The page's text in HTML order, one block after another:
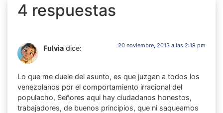
4 respuestas
Fulvia dice: 20 noviembre, 2013 a las 2:19 pm
Lo que me duele del asunto, es que juzgan a todos los
venezolanos por el comportamiento irracional del
populacho, Señores aqui hay ciudadanos honestos,
trabajadores, de buenos principios, que ni saqueamos